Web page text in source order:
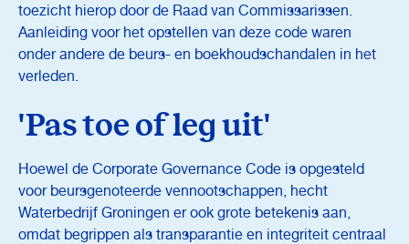
toezicht hierop door de Raad van Commissarissen.
Aanleiding voor het opstellen van deze code waren
onder andere de beurs- en boekhoudschandalen in het
verleden.
'Pas toe of leg uit'
Hoewel de Corporate Governance Code is opgesteld
voor beursgenoteerde vennootschappen, hecht
Waterbedrijf Groningen er ook grote betekenis aan,
omdat begrippen als transparantie en integriteit centraal